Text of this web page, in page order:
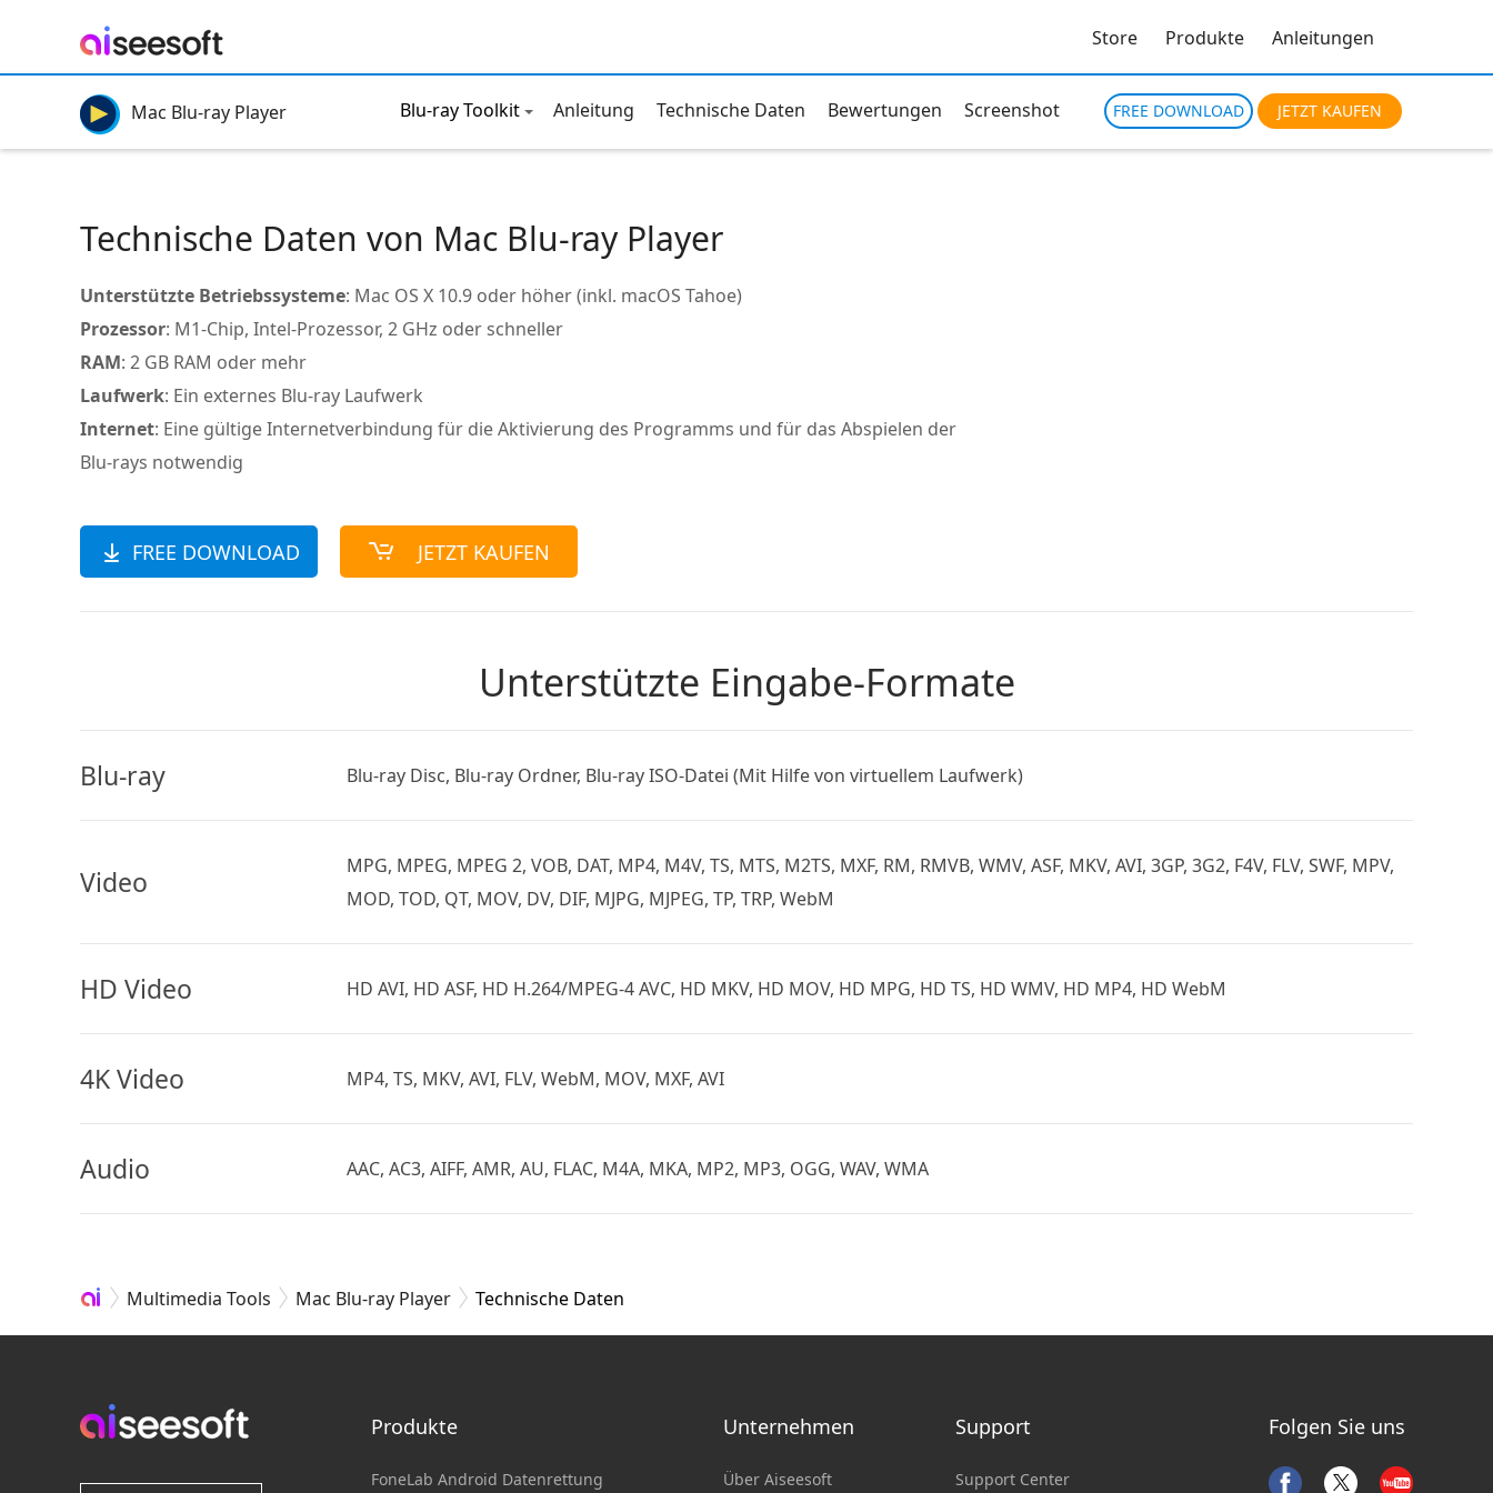
Store Produkte Anleitungen
Mac Blu-ray Player Blu-ray Toolkit Anleitung Technische Daten Bewertungen Screenshot FREE DOWNLOAD JETZT KAUFEN
Technische Daten von Mac Blu-ray Player
Unterstützte Betriebssysteme: Mac OS X 10.9 oder höher (inkl. macOS Tahoe)
Prozessor: M1-Chip, Intel-Prozessor, 2 GHz oder schneller
RAM: 2 GB RAM oder mehr
Laufwerk: Ein externes Blu-ray Laufwerk
Internet: Eine gültige Internetverbindung für die Aktivierung des Programms und für das Abspielen der
Blu-rays notwendig
FREE DOWNLOAD JETZT KAUFEN
Unterstützte Eingabe-Formate
Blu-ray Blu-ray Disc, Blu-ray Ordner, Blu-ray ISO-Datei (Mit Hilfe von virtuellem Laufwerk)
Video
MPG, MPEG, MPEG 2, VOB, DAT, MP4, M4V, TS, MTS, M2TS, MXF, RM, RMVB, WMV, ASF, MKV, AVI, 3GP, 3G2, F4V, FLV, SWF, MPV,
MOD, TOD, QT, MOV, DV, DIF, MJPG, MJPEG, TP, TRP, WebM
HD Video HD AVI, HD ASF, HD H.264/MPEG-4 AVC, HD MKV, HD MOV, HD MPG, HD TS, HD WMV, HD MP4, HD WebM
4K Video MP4, TS, MKV, AVI, FLV, WebM, MOV, MXF, AVI
Audio AAC, AC3, AIFF, AMR, AU, FLAC, M4A, MKA, MP2, MP3, OGG, WAV, WMA
Multimedia Tools Mac Blu-ray Player Technische Daten
Produkte
FoneLab Android Datenrettung
Unternehmen
Über Aiseesoft
Support
Support Center
Folgen Sie uns